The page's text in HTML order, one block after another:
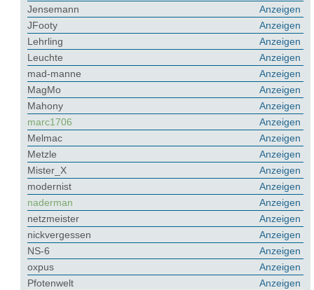
Anzeigen
Jensemann
Anzeigen
JFooty
Anzeigen
Lehrling
Anzeigen
Leuchte
Anzeigen
mad-manne
Anzeigen
MagMo
Anzeigen
Mahony
Anzeigen
marc1706
Anzeigen
Melmac
Anzeigen
Metzle
Anzeigen
Mister_X
Anzeigen
modernist
Anzeigen
naderman
Anzeigen
netzmeister
Anzeigen
nickvergessen
Anzeigen
NS-6
Anzeigen
oxpus
Anzeigen
Pfotenwelt